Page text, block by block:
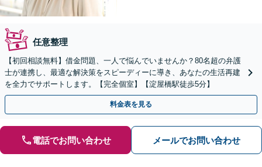
任意整理
【初回相談無料】借金問題、一人で悩んでいませんか？80名超の弁護
士が連携し、最適な解決策をスピーディーに導き、あなたの生活再建
を全力でサポートします。【完全個室】【淀屋橋駅徒歩5分】
料金表を見る
電話でお問い合わせ メールでお問い合わせ